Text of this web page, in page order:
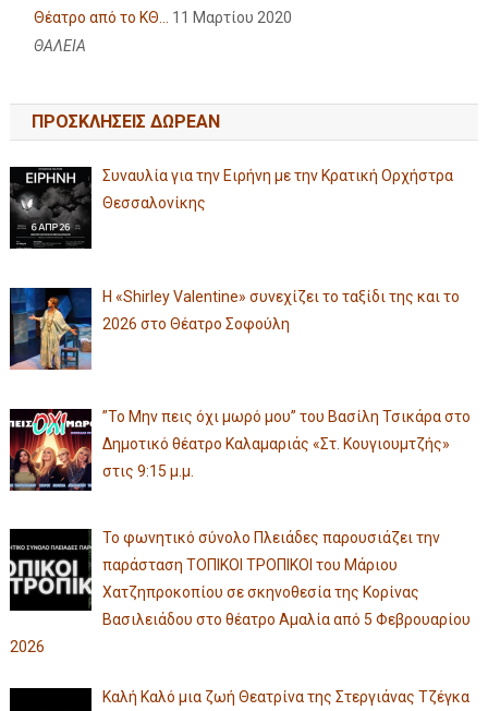
Θέατρο από το ΚΘ...
11 Μαρτίου 2020
ΘΑΛΕΙΑ
ΠΡΟΣΚΛΗΣΕΙΣ ΔΩΡΕΑΝ
Συναυλία για την Ειρήνη με την Κρατική Ορχήστρα
Θεσσαλονίκης
Η «Shirley Valentine» συνεχίζει το ταξίδι της και το
2026 στο Θέατρο Σοφούλη
”Το Μην πεις όχι μωρό μου” του Βασίλη Τσικάρα στο
Δημοτικό θέατρο Καλαμαριάς «Στ. Κουγιουμτζής»
στις 9:15 μ.μ.
Το φωνητικό σύνολο Πλειάδες παρουσιάζει την
παράσταση ΤΟΠΙΚΟΙ ΤΡΟΠΙΚΟΙ του Μάριου
Χατζηπροκοπίου σε σκηνοθεσία της Κορίνας
Βασιλειάδου στο θέατρο Αμαλία από 5 Φεβρουαρίου
2026
Καλή Καλό μια ζωή Θεατρίνα της Στεργιάνας Τζέγκα